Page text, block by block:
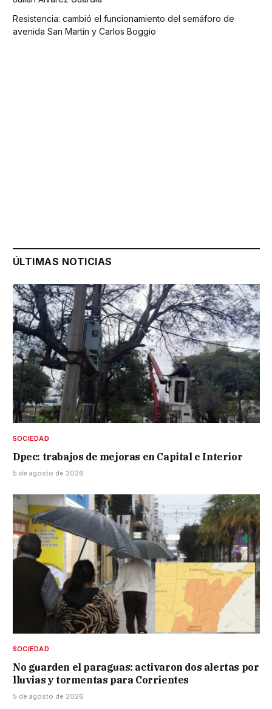
Resistencia: cambió el funcionamiento del semáforo de
avenida San Martín y Carlos Boggio
ÚLTIMAS NOTICIAS
SOCIEDAD
Dpec: trabajos de mejoras en Capital e Interior
5 de agosto de 2026
SOCIEDAD
No guarden el paraguas: activaron dos alertas por
lluvias y tormentas para Corrientes
5 de agosto de 2026